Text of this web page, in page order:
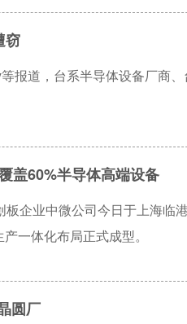
窃
报道，台系半导体设备厂商
盖60%半导体高端设备
企业中微公司今日于上海临
一体化布局正式成型。
圆厂